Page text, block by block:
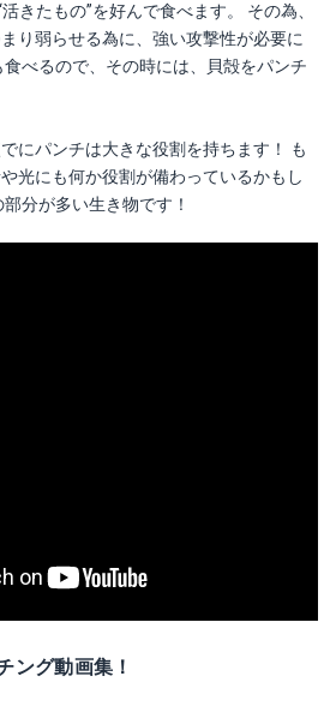
きたもの”を好んで食べます。 その為、
り弱らせる為に、強い攻撃性が必要に
べるので、その時には、貝殻をパンチ
にパンチは大きな役割を持ちます！ も
光にも何か役割が備わっているかもし
分が多い生き物です！
ング動画集！